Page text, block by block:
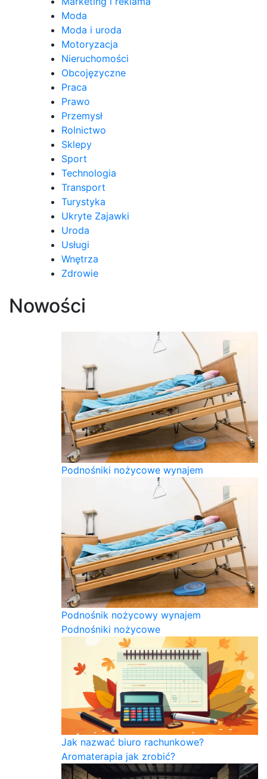
Moda
Moda i uroda
Motoryzacja
Nieruchomości
Obcojęzyczne
Praca
Prawo
Przemysł
Rolnictwo
Sklepy
Sport
Technologia
Transport
Turystyka
Ukryte Zajawki
Uroda
Usługi
Wnętrza
Zdrowie
Nowości
Podnośniki nożycowe wynajem
Podnośnik nożycowy wynajem
Podnośniki nożycowe
Jak nazwać biuro rachunkowe?
Aromaterapia jak zrobić?